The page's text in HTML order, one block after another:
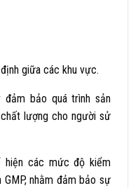
giữa các khu vực.
đảm bảo quá trình sản
lượng cho người sử
hiện các mức độ kiểm
nhằm đảm bảo sự